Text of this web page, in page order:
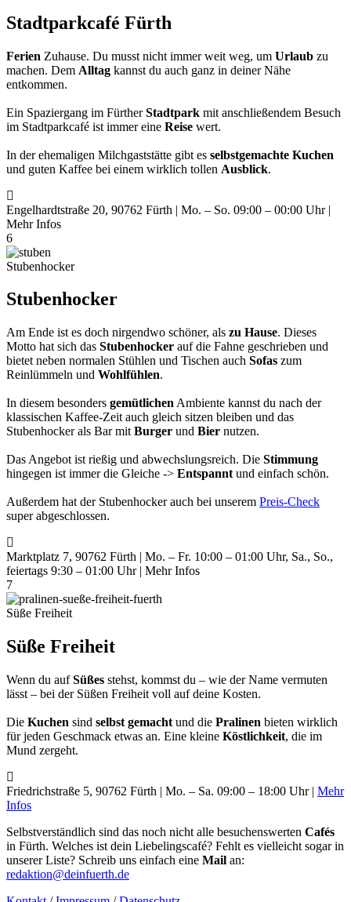
Stadtparkcafé Fürth
Ferien Zuhause. Du musst nicht immer weit weg, um Urlaub zu
machen. Dem Alltag kannst du auch ganz in deiner Nähe
entkommen.
Ein Spaziergang im FürtherStadtpark mit anschließendem Besuch
im Stadtparkcafé ist immer eine Reise wert.
In der ehemaligen Milchgaststätte gibt es selbstgemachte Kuchen
und guten Kaffee bei einem wirklich tollen Ausblick.
Engelhardtstraße 20, 90762 Fürth | Mo. – So. 09:00 – 00:00 Uhr |
Mehr Infos
6
Stubenhocker
Stubenhocker
Am Ende ist es doch nirgendwo schöner, als zu Hause. Dieses
Motto hat sich das Stubenhocker auf die Fahne geschrieben und
bietet neben normalen Stühlen und Tischen auch Sofas zum
Reinlümmeln und Wohlfühlen.
In diesem besonders gemütlichen Ambiente kannst du nach der
klassischen Kaffee-Zeit auch gleich sitzen bleiben und das
Stubenhocker als Bar mit Burger und Bier nutzen.
Das Angebot ist rießig und abwechslungsreich. Die Stimmung
hingegen ist immer die Gleiche -> Entspannt und einfach schön.
Außerdem hat der Stubenhocker auch bei unserem Preis-Check
super abgeschlossen.
Marktplatz 7, 90762 Fürth | Mo. – Fr. 10:00 – 01:00 Uhr, Sa., So.,
feiertags 9:30 – 01:00 Uhr | Mehr Infos
7
Süße Freiheit
Süße Freiheit
Wenn du aufSüßes stehst, kommst du – wie der Name vermuten
lässt – bei der Süßen Freiheit voll auf deine Kosten.
Die Kuchen sind selbst gemacht und die Pralinen bieten wirklich
für jeden Geschmack etwas an. Eine kleine Köstlichkeit, die im
Mund zergeht.
Friedrichstraße 5, 90762 Fürth | Mo. – Sa. 09:00 – 18:00 Uhr | Mehr
Infos
Selbstverständlich sind das noch nicht alle besuchenswerten Cafés
in Fürth. Welches ist dein Liebelingscafé? Fehlt es vielleicht sogar in
unserer Liste? Schreib uns einfach eine Mail an:
redaktion@deinfuerth.de